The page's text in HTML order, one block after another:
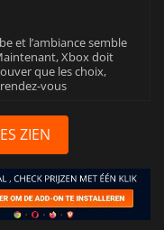
et l’ambiance semble
Xbox doit
que les choix,
vous
ZIEN